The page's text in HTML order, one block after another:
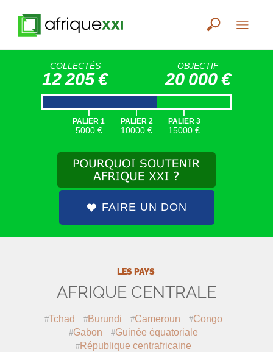
COLLECTÉS
12 205 €
OBJECTIF
20 000 €
|
PALIER 1
5000 €
|
PALIER 2
10000 €
|
PALIER 3
15000 €
FAIRE UN DON
LES PAYS
AFRIQUE CENTRALE
Tchad Burundi Cameroun
Congo
Gabon
Guinée équatoriale
République centrafricaine